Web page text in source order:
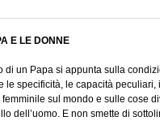
E LE DONNE
di un Papa si appunta sulla
le specificità, le capacità peculiari,
sul mondo e sulle cose
dell’uomo. E non smette di